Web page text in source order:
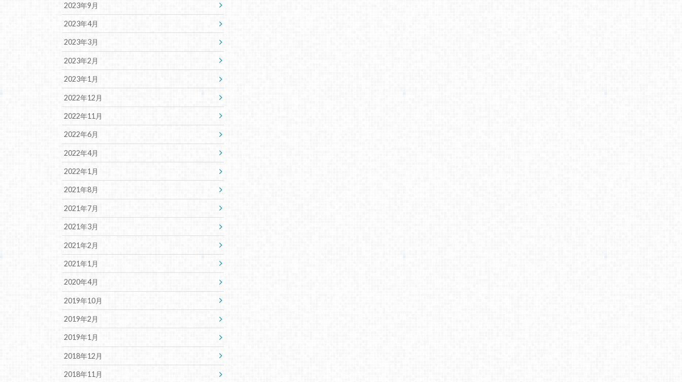
2023年9月
2023年4月
2023年3月
2023年2月
2023年1月
2022年12月
2022年11月
2022年6月
2022年4月
2022年1月
2021年8月
2021年7月
2021年3月
2021年2月
2021年1月
2020年4月
2019年10月
2019年2月
2019年1月
2018年12月
2018年11月